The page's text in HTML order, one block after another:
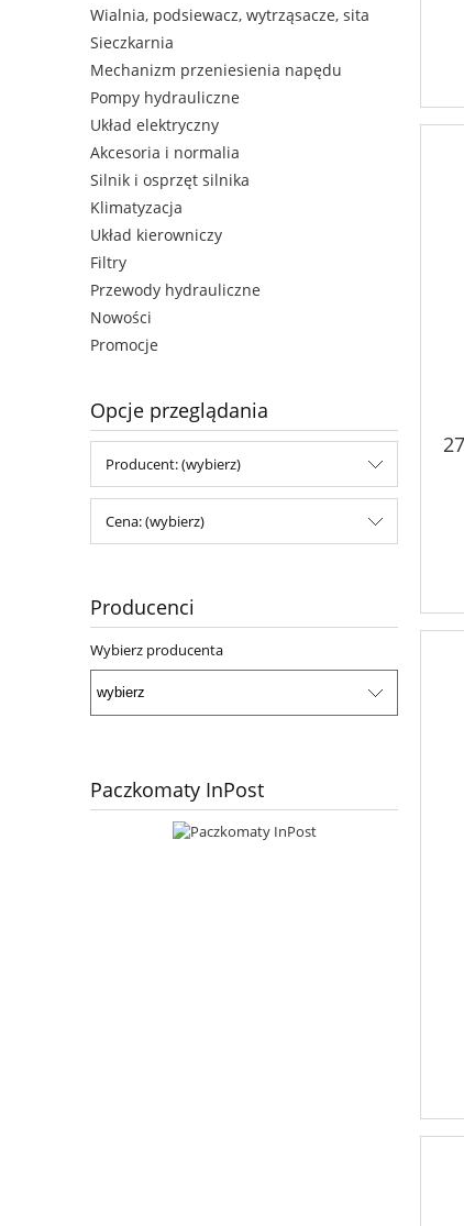
Wialnia, podsiewacz, wytrząsacze, sita
Sieczkarnia
Mechanizm przeniesienia napędu
Pompy hydrauliczne
Układ elektryczny
Akcesoria i normalia
Silnik i osprzęt silnika
Klimatyzacja
Układ kierowniczy
Filtry
Przewody hydrauliczne
Nowości
Promocje
Opcje przeglądania
Producent: (wybierz)
Cena: (wybierz)
Producenci
Wybierz producenta
Paczkomaty InPost